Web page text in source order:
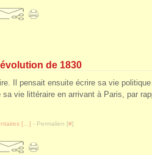
de 1830
Il pensait ensuite écrire sa vie
sa vie littéraire en arrivant à Paris, par
[ ] - Permalien [#]